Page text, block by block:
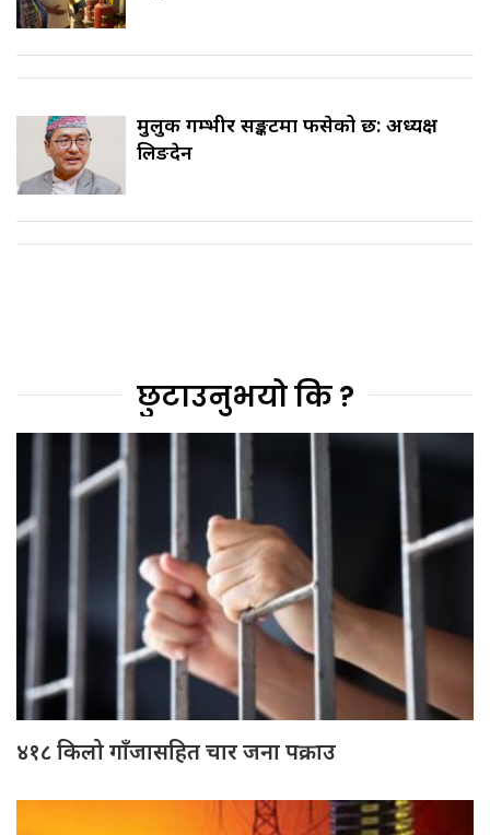
मुलुक गम्भीर सङ्कटमा फसेको छ: अध्यक्ष
लिङदेन
छुटाउनुभयो कि ?
४१८ किलो गाँजासहित चार जना पक्राउ